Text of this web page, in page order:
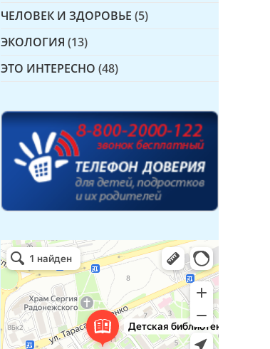
ЧЕЛОВЕК И ЗДОРОВЬЕ (5)
ЭКОЛОГИЯ (13)
ЭТО ИНТЕРЕСНО (48)
Детская библиотека № 14 Дружбы народов
Библиотека в Севастополе